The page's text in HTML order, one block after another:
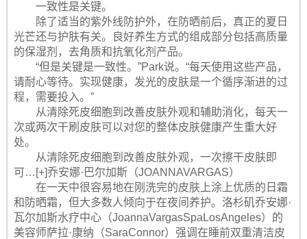
一致性是关键。
除了适当的紫外线防护外，在防晒前后，真正的夏日
光芒还与护肤有关。良好养生方式的组成部分包括高质量
的保湿剂，去角质和抗氧化剂产品。
“但是关键是一致性。”Park说。“每天使用这些产品，
请耐心等待。实现健康，发光的皮肤是一个循序渐进的过
程，需要投入。”
从清除死皮细胞到改善皮肤外观和辅助消化，每天一
次或两次干刷皮肤可以对您的整体皮肤健康产生重大好
处。
从清除死皮细胞到改善皮肤外观，一次擦干皮肤即
可…[+]乔安娜·巴尔加斯（JOANNAVARGAS）
在一天中很容易地在刚洗完的皮肤上涂上优质的日霜
和防晒霜，但大多数人倾向于在夜间养护。洛杉矶乔安娜·
瓦尔加斯水疗中心（JoannaVargasSpaLosAngeles）的
美容师萨拉·康纳（SaraConnor）强调在睡前双重清洁皮